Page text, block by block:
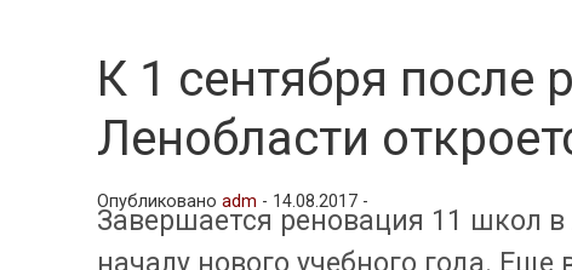
К 1 сентября после
Ленобласти
Опубликованоadm - 14.08.2017 -
Завершается реновация 11 школ
началу нового учебного года.